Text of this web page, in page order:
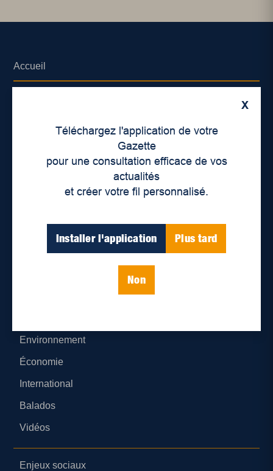
X
Téléchargez l'application de votre
Gazette
pour une consultation efficace de vos
actualités
et créer votre fil personnalisé.
Installer l'application Plus tard
Non
Accueil
Déontologie et confidentialité
Parutions numériques
Environnement
Économie
International
Balados
Vidéos
Enjeux sociaux